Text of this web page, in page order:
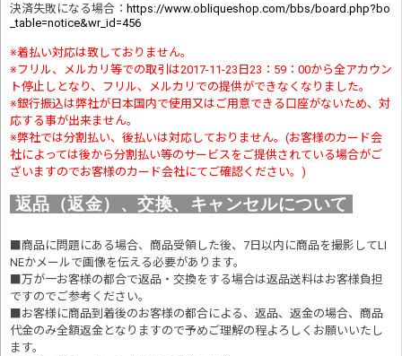
決済失敗になる場合 ： https://www.obliqueshop.com/bbs/board.php?bo
_table=notice&wr_id=456
※着払い対応は致しておりません。
※フリル、メルカリ等での取引は2017-11-23日23：59：00から全アカウン
ト停止しとなり、フリル、メルカリでの提供ができなくなりました。
※銀行振込は弊社が日本国内で使用又はご用意できる口座がないため、対
応する事が出来ません。
※弊社では分割払い、後払いは対応しておりません。(お客様のカード会
社によっては後から分割払い等のサービスをご提供されている場合がご
ざいますのでお客様のカード会社にてご確認ください。)
返品（返金）、交換、キャンセルについて
■商品に問題にある場合、商品受領した後、7日以内に商品を撮影してLI
NEかメールで画像を伝える必要があります。
■万が一お客様の都合で返品・交換をする場合は返品送料はお客様負担
ですのでご参考ください。
■お客様に商品到着後のお客様の都合による、返品、返金の場合、商品
代金のみ全額返金となりますので予めご理解の程よろしくお願いいたし
ます。